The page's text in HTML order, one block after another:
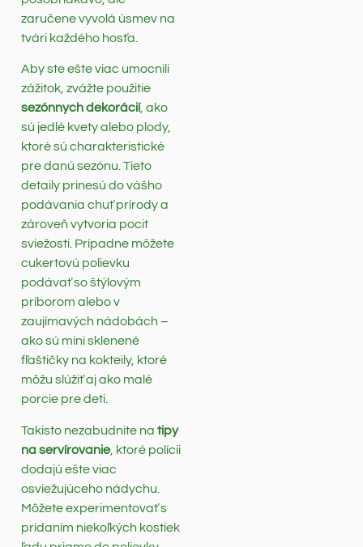
zaručene vyvolá úsmev na
tvári každého hosťa.
Aby ste ešte viac umocnili
zážitok, zvážte použitie
sezónnych dekorácií, ako
sú jedlé kvety alebo plody,
ktoré sú charakteristické
pre danú sezónu. Tieto
detaily prinesú do vášho
podávania chuť prírody a
zároveň vytvoria pocit
sviežosti. Prípadne môžete
cukertovú polievku
podávať so štýlovým
príborom alebo v
zaujímavých nádobách –
ako sú mini sklenené
fľaštičky na kokteily, ktoré
môžu slúžiť aj ako malé
porcie pre deti.
Takisto nezabudnite na tipy
na servírovanie, ktoré polícii
dodajú ešte viac
osviežujúceho nádychu.
Môžete experimentovať s
pridaním niekoľkých kostiek